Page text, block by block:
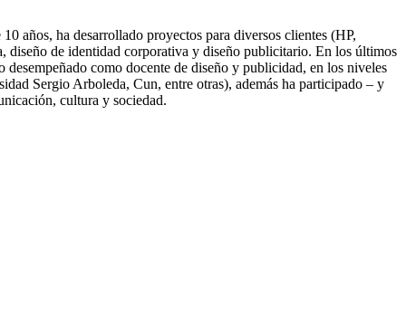
años, ha desarrollado proyectos para diversos clientes (HP,
de identidad corporativa y diseño publicitario. En los últimos
como docente de diseño y publicidad, en los niveles
Sergio Arboleda, Cun, entre otras), además ha participado – y
cultura y sociedad.